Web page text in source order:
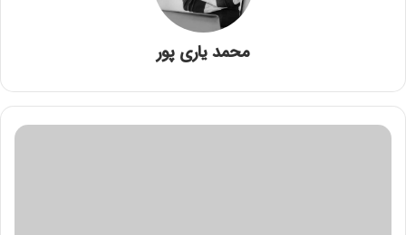
محمد یاری پور